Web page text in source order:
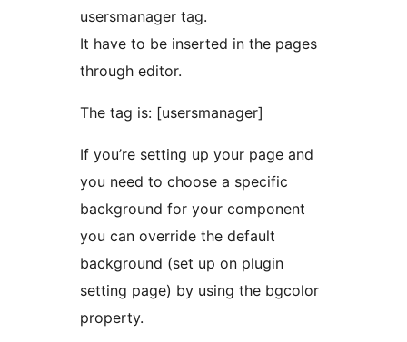
usersmanager tag.
It have to be inserted in the pages
through editor.
The tag is: [usersmanager]
If you’re setting up your page and
you need to choose a specific
background for your component
you can override the default
background (set up on plugin
setting page) by using the bgcolor
property.